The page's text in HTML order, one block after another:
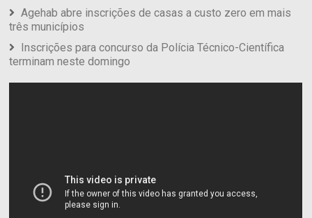
Agehab abre inscrições de casas a custo zero em mais
três municípios
Inscrições para concurso da Polícia Técnico-Científica
terminam neste domingo